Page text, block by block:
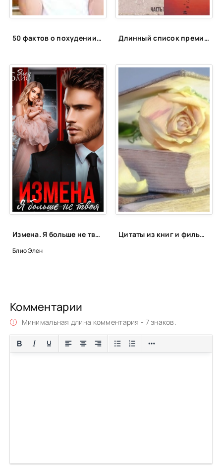
50 фактов о похудении, которые вас удивят Длинный список премии «Ясная Поляна» 2020 г. Номинация Современная русская проза
Измена. Я больше не твоя - Элен Блио
Блио Элен
Цитаты из книг и фильмов, которые помогут не сдаться в трудную минуту или после неудачи
Комментарии
Минимальная длина комментария - 7 знаков.